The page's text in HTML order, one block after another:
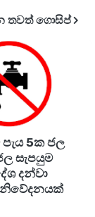
ප්‍රකාශක
තවත් ගොසිප්
5ක ජල
සැපයුම
දන්වා